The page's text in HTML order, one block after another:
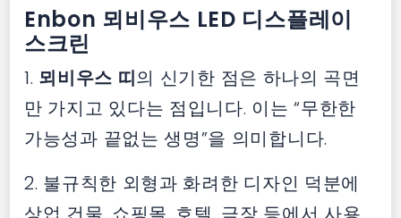
Enbon 뫼비우스 LED 디스플레이
스크린
1. 뫼비우스 띠의 신기한 점은 하나의 곡면
만 가지고 있다는 점입니다. 이는 “무한한
가능성과 끝없는 생명”을 의미합니다.
2. 불규칙한 외형과 화려한 디자인 덕분에